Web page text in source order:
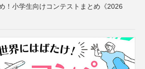
！小学生向けコンテストまとめ《2026